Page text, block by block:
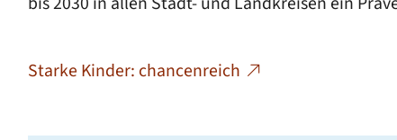
Starke Kinder: chancenreich